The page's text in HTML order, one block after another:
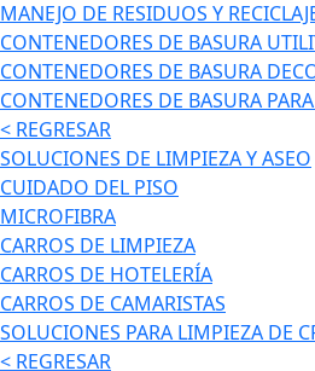
MANEJO DE RESIDUOS Y
CONTENEDORES DE BASURA
CONTENEDORES DE BASURA
CONTENEDORES DE BASURA
< REGRESAR
SOLUCIONES DE LIMPIEZA Y ASEO
CUIDADO DEL PISO
MICROFIBRA
CARROS DE LIMPIEZA
CARROS DE HOTELERÍA
CARROS DE CAMARISTAS
SOLUCIONES PARA LIMPIEZA DE
< REGRESAR